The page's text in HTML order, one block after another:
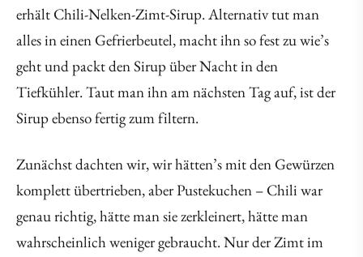
erhält Chili-Nelken-Zimt-Sirup. Alternativ tut man
alles in einen Gefrierbeutel, macht ihn so fest zu wie’s
geht und packt den Sirup über Nacht in den
Tiefkühler. Taut man ihn am nächsten Tag auf, ist der
Sirup ebenso fertig zum filtern.
Zunächst dachten wir, wir hätten’s mit den Gewürzen
komplett übertrieben, aber Pustekuchen – Chili war
genau richtig, hätte man sie zerkleinert, hätte man
wahrscheinlich weniger gebraucht. Nur der Zimt im